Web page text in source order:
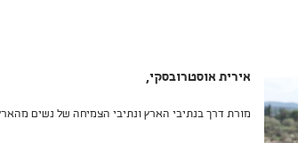
אירית אוסטרובסקי,
מורת דרך בנתיבי הארץ ונתיבי הצמיחה של נשים